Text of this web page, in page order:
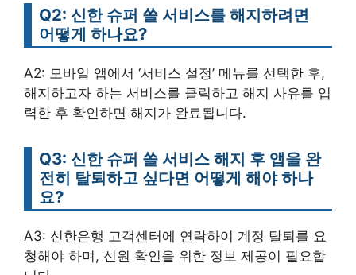
Q2: 신한 슈퍼 쏠 서비스를 해지하려면
어떻게 하나요?
A2: 모바일 앱에서 ‘서비스 설정’ 메뉴를 선택한 후,
해지하고자 하는 서비스를 클릭하고 해지 사유를 입
력한 후 확인하면 해지가 완료됩니다.
Q3: 신한 슈퍼 쏠 서비스 해지 후 앱을 완
전히 탈퇴하고 싶다면 어떻게 해야 하나
요?
A3: 신한은행 고객센터에 연락하여 계정 탈퇴를 요
청해야 하며, 신원 확인을 위한 정보 제공이 필요합